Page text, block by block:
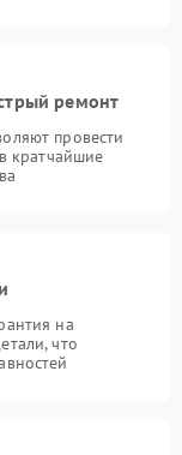
ремонт
провести
кратчайшие
на
что